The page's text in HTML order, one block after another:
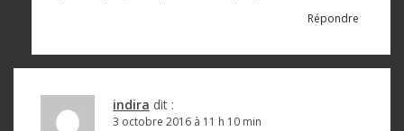
Répondre
indira dit :
3 octobre 2016 à 11 h 10 min